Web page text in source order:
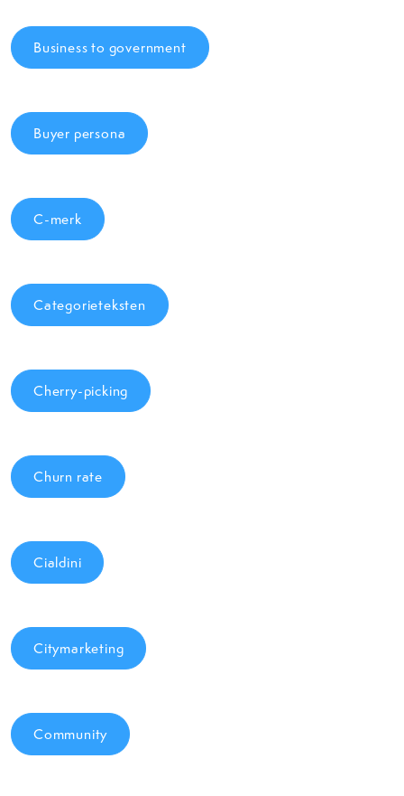
Business to government
Buyer persona
C-merk
Categorieteksten
Cherry-picking
Churn rate
Cialdini
Citymarketing
Community